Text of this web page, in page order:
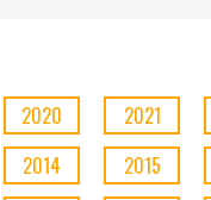
2021
2020
2015
2014